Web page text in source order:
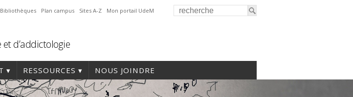
Bibliothèques Plan campus Sites A-Z Mon portail UdeM
d’addictologie
RESSOURCES NOUS JOINDRE